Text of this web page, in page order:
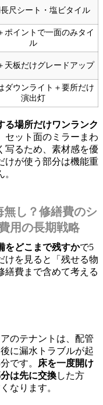
尺シート・塩ビタイル
ポイントで一面のみタイ
ル
天板だけグレードアップ
ダウンライト＋要所だけ
演出灯
る場所だけワンランク
セット面のミラーまわ
写るため、素材感を優
けが使う部分は機能重
無し？修繕費のシ
用の長期戦略
をどこまで残すかで5
けを見ると「残せる物
繕費まで含めて考える
のテナントは、配管
に漏水トラブルが起
です。 床を一度開け
は先に交換した方
なります。